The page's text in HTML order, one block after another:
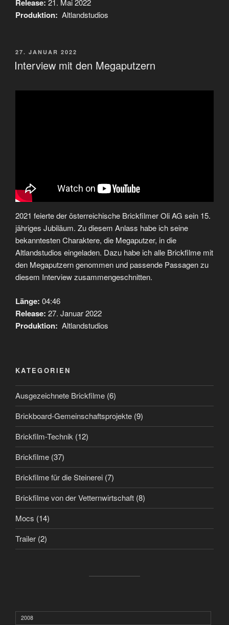
Release:
Produktion: Altlandstudios
VERÖFFENTLICHT
AM
27. JANUAR 2022
Interview mit den Megaputzern
2021 feierte der österreichische Brickfilmer Oli AG sein 15.
jähriges Jubiläum. Zu diesem Anlass habe ich seine
bekanntesten Charaktere, die Megaputzer, in die
Altlandstudios eingeladen. Dazu habe ich alle Brickfilme mit
den Megaputzern genommen und passende Passagen zu
diesem Interview zusammengeschnitten.
Länge: 04:46
Release: 27. Januar 2022
Produktion: Altlandstudios
KATEGORIEN
Ausgezeichnete Brickfilme (6)
Brickboard-Gemeinschaftsprojekte (9)
Brickfilm-Technik (12)
Brickfilme (37)
Brickfilme für die Steinerei (7)
Brickfilme von der Vetternwirtschaft (8)
Mocs (14)
Trailer (2)
2008